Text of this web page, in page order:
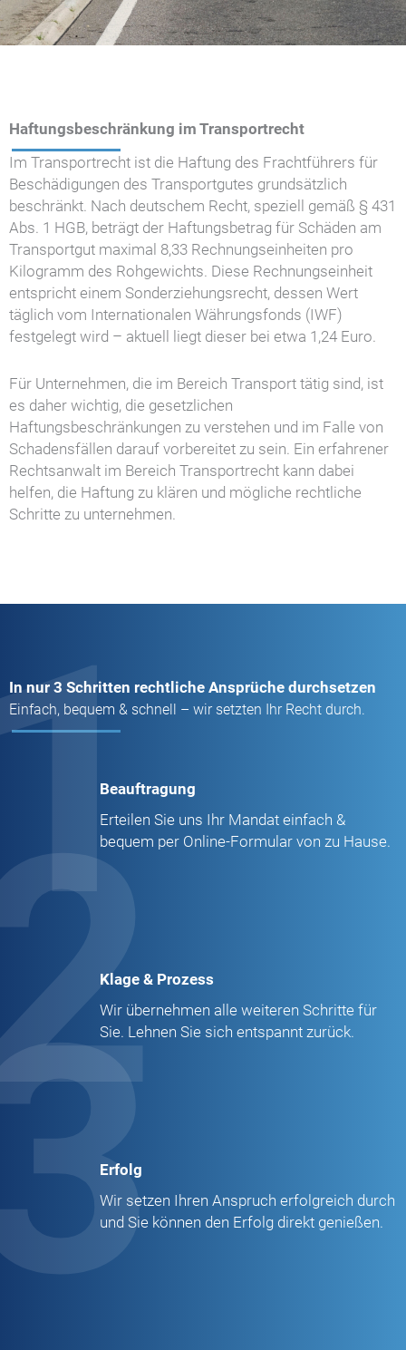
Haftungsbeschränkung im Transportrecht
Im Transportrecht ist die Haftung des Frachtführers für
Beschädigungen des Transportgutes grundsätzlich
beschränkt. Nach deutschem Recht, speziell gemäß § 431
Abs. 1 HGB, beträgt der Haftungsbetrag für Schäden am
Transportgut maximal 8,33 Rechnungseinheiten pro
Kilogramm des Rohgewichts. Diese Rechnungseinheit
entspricht einem Sonderziehungsrecht, dessen Wert
täglich vom Internationalen Währungsfonds (IWF)
festgelegt wird – aktuell liegt dieser bei etwa 1,24 Euro.
Für Unternehmen, die im Bereich Transport tätig sind, ist
es daher wichtig, die gesetzlichen
Haftungsbeschränkungen zu verstehen und im Falle von
Schadensfällen darauf vorbereitet zu sein. Ein erfahrener
Rechtsanwalt im Bereich Transportrecht kann dabei
helfen, die Haftung zu klären und mögliche rechtliche
Schritte zu unternehmen.
In nur 3 Schritten rechtliche Ansprüche durchsetzen
Einfach, bequem & schnell – wir setzten Ihr Recht durch.
Beauftragung
Erteilen Sie uns Ihr Mandat einfach &
bequem per Online-Formular von zu Hause.
Klage & Prozess
Wir übernehmen alle weiteren Schritte für
Sie. Lehnen Sie sich entspannt zurück.
Erfolg
Wir setzen Ihren Anspruch erfolgreich durch
und Sie können den Erfolg direkt genießen.